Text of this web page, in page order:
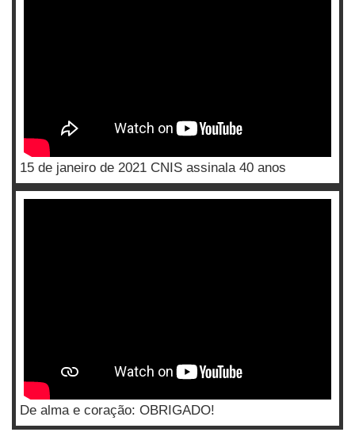
15 de janeiro de 2021 CNIS assinala 40 anos
De alma e coração: OBRIGADO!